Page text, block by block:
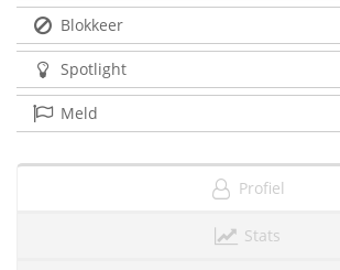
Blokkeer
Spotlight
Meld
Profiel
Stats